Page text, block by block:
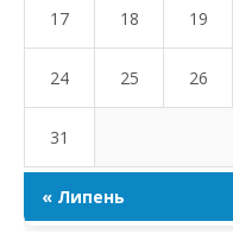
17 18 19
24 25 26
31
« Липень